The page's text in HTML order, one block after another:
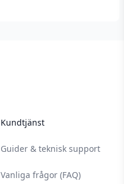
Kundtjänst
Guider & teknisk support
Vanliga frågor (FAQ)